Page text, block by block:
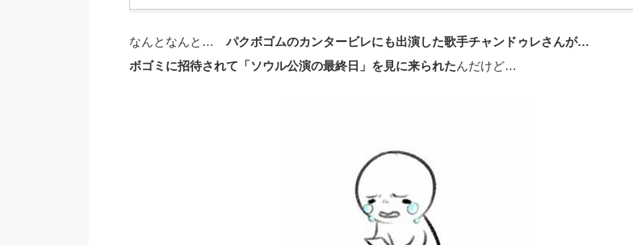
なんとなんと… パクボゴムのカンタービレにも出演した歌手チャンドゥレさんが…
ボゴミに招待されて「ソウル公演の最終日」を見に来られたんだけど…